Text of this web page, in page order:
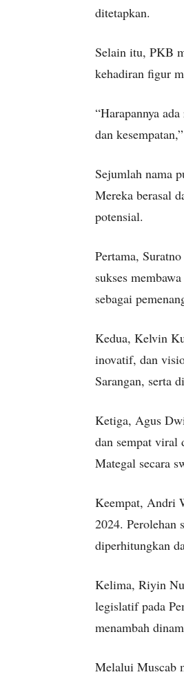
ditetapkan.
Selain itu, PKB
kehadiran figur
“Harapannya
dan
Sejumlah nama
Mereka berasal
potensial.
Pertama,
sukses
sebagai
Kedua, Kelvin
inovatif, dan
Sarangan, serta
Ketiga, Agus
dan sempat viral
Mategal secara
Keempat, Andri
2024. Perolehan
diperhitungkan
Kelima, Riyin
legislatif pada
menambah
Melalui Muscab